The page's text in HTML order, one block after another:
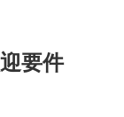
要件